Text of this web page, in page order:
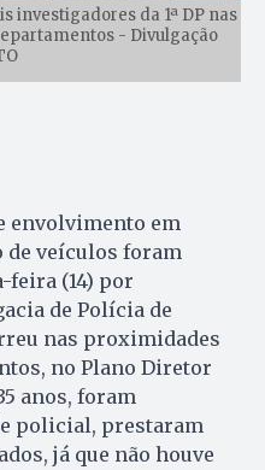
investigadores da 1ª DP nas
- Divulgação
envolvimento em
veículos foram
feira (14) por
de Polícia de
nas proximidades
no Plano Diretor
anos, foram
policial, prestaram
já que não houve